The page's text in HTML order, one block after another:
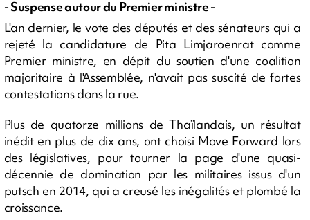
- Suspense autour du Premier ministre -
L'an dernier, le vote des députés et des sénateurs qui a
rejeté la candidature de Pita Limjaroenrat comme
Premier ministre, en dépit du soutien d'une coalition
majoritaire à l'Assemblée, n'avait pas suscité de fortes
contestations dans la rue.
Plus de quatorze millions de Thaïlandais, un résultat
inédit en plus de dix ans, ont choisi Move Forward lors
des législatives, pour tourner la page d'une quasi-
décennie de domination par les militaires issus d'un
putsch en 2014, qui a creusé les inégalités et plombé la
croissance.